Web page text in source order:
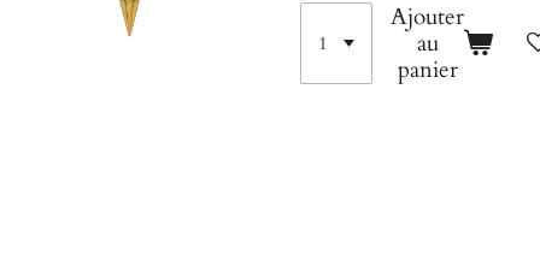
Ajouter
au
panier